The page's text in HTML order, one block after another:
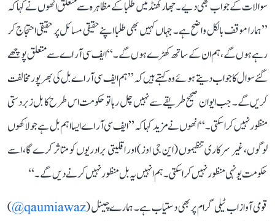
سوالات کے جواب بھی دیے۔ جھارکھنڈ میں طلبا کے مظاہرہ سے متعلق انھوں نے کہا کہ
’’ہمارا موقف بالکل واضح ہے۔ جہاں کہیں بھی طلبا اپنے حقیقی مسائل پر حقیقی احتجاج کر
رہے ہوں گے، ہم ان کے ساتھ کھڑے ہوں گے۔‘‘ ایف سی آر اے سے متعلق پوچھے
گئے سوال کا جواب دیتے ہوئے وہ کہتے ہیں کہ ’’ہم ایف سی آر اے بل کی بھرپور مخالفت
کریں گے۔ جب ایوان صحیح طریقے سے نہیں چل رہا تو حکومت اس طرح کا بل زبردستی
منظور نہیں کرا سکتی۔‘‘ انھوں نے مزید کہا کہ ’’ایف سی آر اے ایسا اہم بل ہے جو لاکھوں
لوگوں، غیر سرکاری تنظیموں (این جی اوز) اور اقلیتی برادریوں کو متاثر کرے گا، اسے
حکومت یونہی منظور نہیں کرا سکتی۔ ہم انہیں یہ بل منظور نہیں کرنے دیں گے۔‘‘
قومی آواز اب ٹیلی گرام پر بھی دستیاب ہے۔ ہمارے چینل (qaumiawaz@
)